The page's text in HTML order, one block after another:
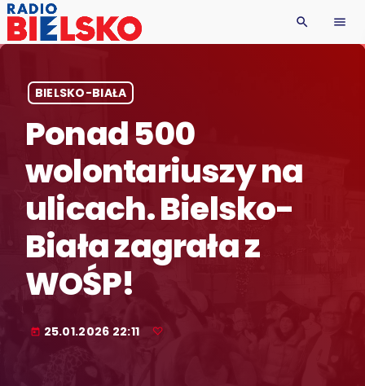
search menu
BIELSKO-BIAŁA
Ponad 500
wolontariuszy na
ulicach. Bielsko-
Biała zagrała z
WOŚP!
today 25.01.2026 22:11